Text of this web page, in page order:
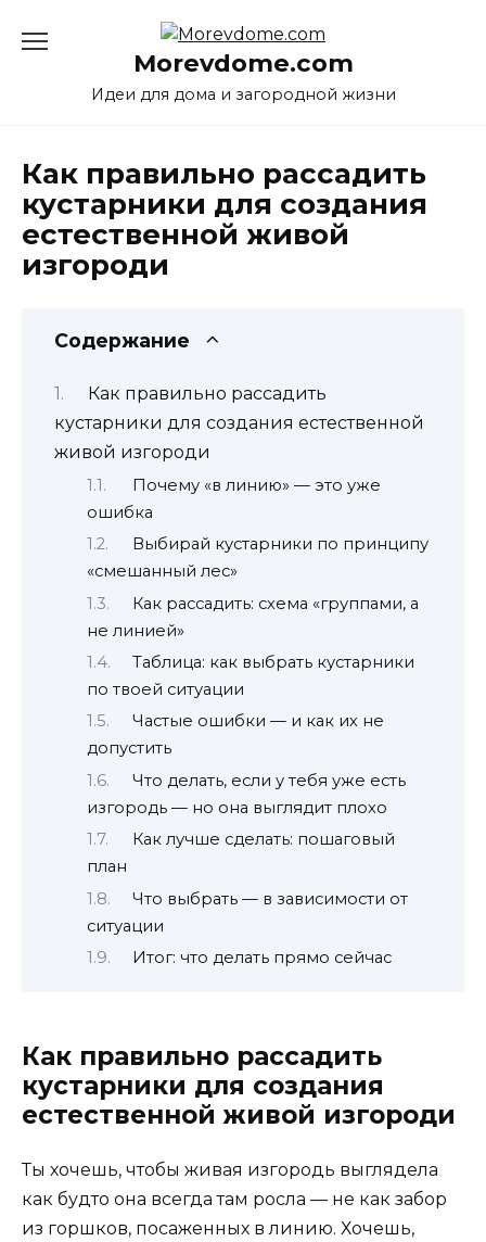
Morevdome.com
Идеи для дома и загородной жизни
Как правильно рассадить
кустарники для создания
естественной живой
изгороди
Содержание
Как правильно рассадить
кустарники для создания естественной
живой изгороди
Почему «в линию» — это уже
ошибка
Выбирай кустарники по принципу
«смешанный лес»
Как рассадить: схема «группами, а
не линией»
Таблица: как выбрать кустарники
по твоей ситуации
Частые ошибки — и как их не
допустить
Что делать, если у тебя уже есть
изгородь — но она выглядит плохо
Как лучше сделать: пошаговый
план
Что выбрать — в зависимости от
ситуации
Итог: что делать прямо сейчас
Как правильно рассадить
кустарники для создания
естественной живой изгороди
Ты хочешь, чтобы живая изгородь выглядела
как будто она всегда там росла — не как забор
из горшков, посаженных в линию. Хочешь,